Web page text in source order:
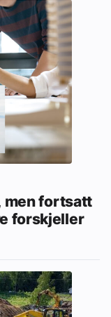
men fortsatt
forskjeller